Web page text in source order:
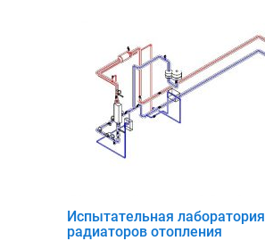
Испытательная лаборатория
радиаторов отопления